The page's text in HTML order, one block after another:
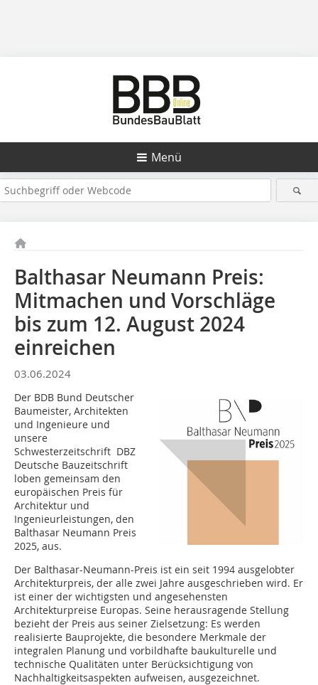
Menü
Balthasar Neumann Preis:
Mitmachen und Vorschläge
bis zum 12. August 2024
einreichen
03.06.2024
Der BDB Bund Deutscher
Baumeister, Architekten
und Ingenieure und
unsere
Schwesterzeitschrift DBZ
Deutsche Bauzeitschrift
loben gemeinsam den
europäischen Preis für
Architektur und
Ingenieurleistungen, den
Balthasar Neumann Preis
2025, aus.
Der Balthasar-Neumann-Preis ist ein seit 1994 ausgelobter
Architekturpreis, der alle zwei Jahre ausgeschrieben wird. Er
ist einer der wichtigsten und angesehensten
Architekturpreise Europas. Seine herausragende Stellung
bezieht der Preis aus seiner Zielsetzung: Es werden
realisierte Bauprojekte, die besondere Merkmale der
integralen Planung und vorbildhafte baukulturelle und
technische Qualitäten unter Berücksichtigung von
Nachhaltigkeitsaspekten aufweisen, ausgezeichnet.